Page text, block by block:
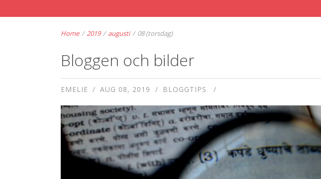
Home /2019 / augusti / 08 (torsdag)
Bloggen och bilder
EMELIE AUG 08, 2019 BLOGGTIPS